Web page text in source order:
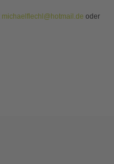
michaelflechl@hotmail.de oder